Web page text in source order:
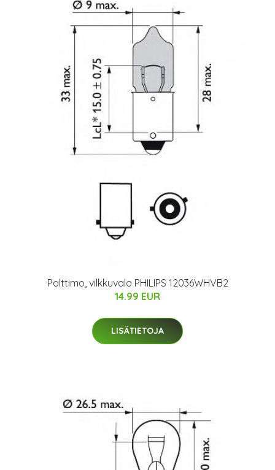
Polttimo, vilkkuvalo PHILIPS 12036WHVB2
14.99 EUR
LISÄTIETOJA